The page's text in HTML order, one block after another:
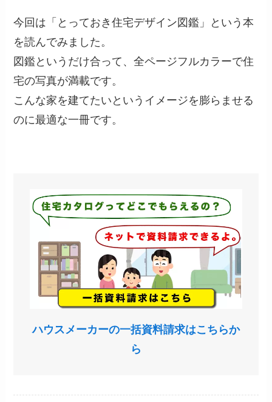
今回は「とっておき住宅デザイン図鑑」という本
を読んでみました。
図鑑というだけ合って、全ページフルカラーで住
宅の写真が満載です。
こんな家を建てたいというイメージを膨らませる
のに最適な一冊です。
ハウスメーカーの一括資料請求はこちらか
ら